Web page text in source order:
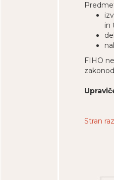
in
FIHO
Stran